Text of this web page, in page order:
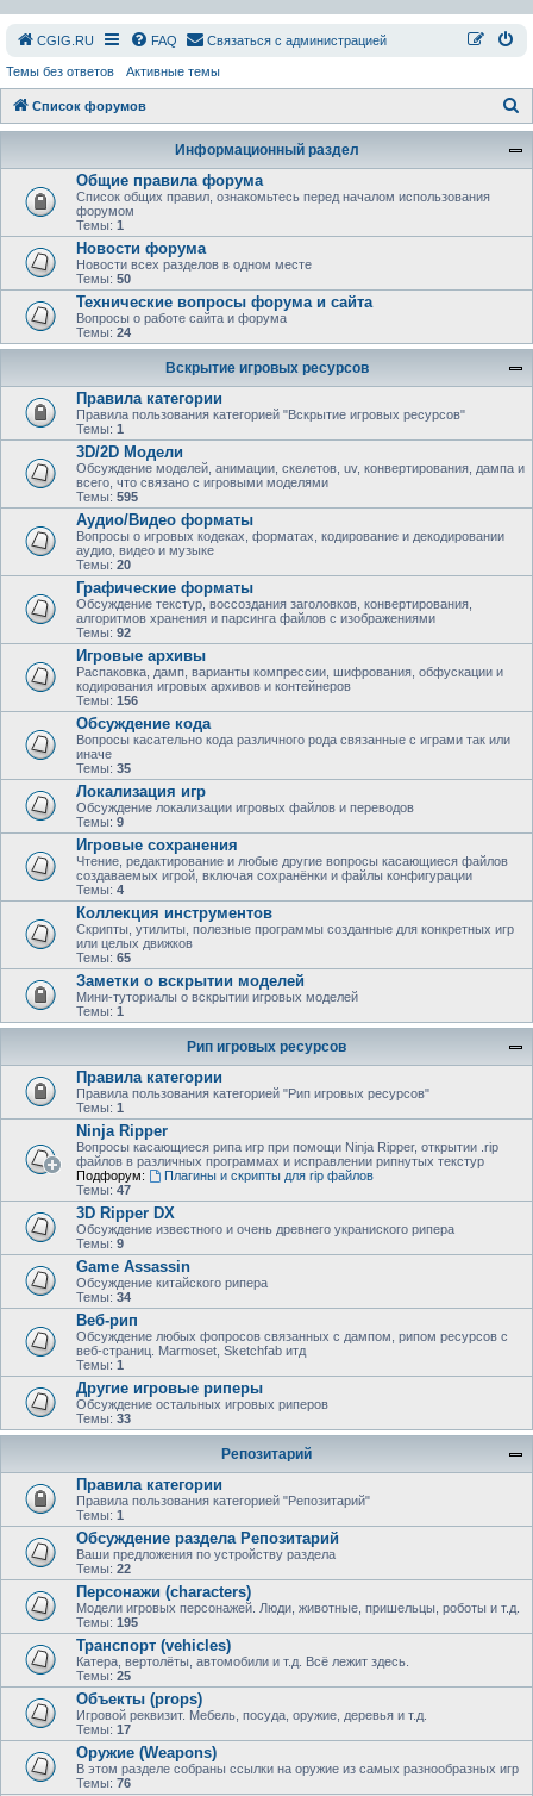
СGIG.RU FAQ Связаться с администрацией
Темы без ответов Активные темы
Список форумов
о
Информационный раздел
Общие правила форума
Список общих правил, ознакомьтесь перед началом использования
форумом
Темы: 1
Новости форума
Новости всех разделов в одном месте
Темы: 50
Технические вопросы форума и сайта
Вопросы о работе сайта и форума
Темы: 24
Вскрытие игровых ресурсов
Правила категории
Правила пользования категорией "Вскрытие игровых ресурсов"
Темы: 1
3D/2D Модели
Обсуждение моделей, анимации, скелетов, uv, конвертирования, дампа и
всего, что связано с игровыми моделями
Темы: 595
Аудио/Видео форматы
Вопросы о игровых кодеках, форматах, кодирование и декодировании
аудио, видео и музыке
Темы: 20
Графические форматы
Обсуждение текстур, воссоздания заголовков, конвертирования,
алгоритмов хранения и парсинга файлов с изображениями
Темы: 92
Игровые архивы
Распаковка, дамп, варианты компрессии, шифрования, обфускации и
кодирования игровых архивов и контейнеров
Темы: 156
Обсуждение кода
Вопросы касательно кода различного рода связанные с играми так или
иначе
Темы: 35
Локализация игр
Обсуждение локализации игровых файлов и переводов
Темы: 9
Игровые сохранения
Чтение, редактирование и любые другие вопросы касающиеся файлов
создаваемых игрой, включая сохранёнки и файлы конфигурации
Темы: 4
Коллекция инструментов
Скрипты, утилиты, полезные программы созданные для конкретных игр
или целых движков
Темы: 65
Заметки о вскрытии моделей
Мини-туториалы о вскрытии игровых моделей
Темы: 1
Рип игровых ресурсов
Правила категории
Правила пользования категорией "Рип игровых ресурсов"
Темы: 1
Ninja Ripper
Вопросы касающиеся рипа игр при помощи Ninja Ripper, открытии .rip
файлов в различных программах и исправлении рипнутых текстур
Подфорум:
Плагины и скрипты для rip файлов
Темы: 47
3D Ripper DX
Обсуждение известного и очень древнего украниского рипера
Темы: 9
Game Assassin
Обсуждение китайского рипера
Темы: 34
Веб-рип
Обсуждение любых фопросов связанных с дампом, рипом ресурсов с
веб-страниц. Marmoset, Sketchfab итд
Темы: 1
Другие игровые риперы
Обсуждение остальных игровых риперов
Темы: 33
Репозитарий
Правила категории
Правила пользования категорией "Репозитарий"
Темы: 1
Обсуждение раздела Репозитарий
Ваши предложения по устройству раздела
Темы: 22
Персонажи (characters)
Модели игровых персонажей. Люди, животные, пришельцы, роботы и т.д.
Темы: 195
Транспорт (vehicles)
Катера, вертолёты, автомобили и т.д. Всё лежит здесь.
Темы: 25
Объекты (props)
Игровой реквизит. Мебель, посуда, оружие, деревья и т.д.
Темы: 17
Оружие (Weapons)
В этом разделе собраны ссылки на оружие из самых разнообразных игр
Темы: 76